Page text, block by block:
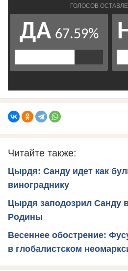
Читайте также:
Цырдя: Санду идет как
винограднику
Цырдя заподозрил Санду
Родины
Весеннее обострение:
в глобалистском